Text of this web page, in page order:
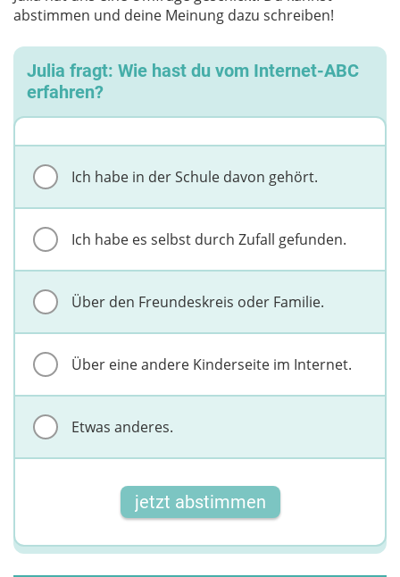
abstimmen und deine Meinung dazu schreiben!
Julia fragt: Wie hast du vom Internet-ABC
erfahren?
Ich habe in der Schule davon gehört.
Ich habe es selbst durch Zufall gefunden.
Über den Freundeskreis oder Familie.
Über eine andere Kinderseite im Internet.
Etwas anderes.
jetzt abstimmen